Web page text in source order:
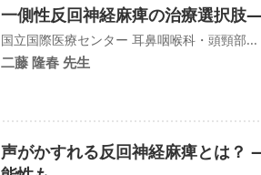
一側性反回神経麻痺の治療選択
国立国際医療センター 耳鼻咽喉科・頭頸部...
二藤 隆春 先生
声がかすれる反回神経麻痺とは